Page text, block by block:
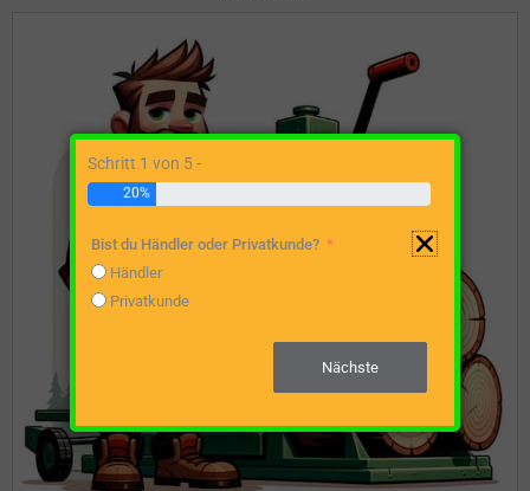
Schritt 1 von 5 -
20%
Bist du Händler oder Privatkunde?
Händler
Privatkunde
Nächste